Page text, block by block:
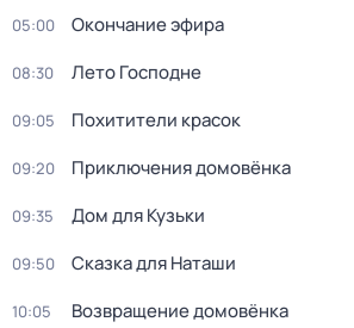
05:00 Окончание эфира
08:30 Лето Господне
09:05 Похитители красок
09:20 Приключения домовёнка
09:35 Дом для Кузьки
09:50 Сказка для Наташи
10:05 Возвращение домовёнка